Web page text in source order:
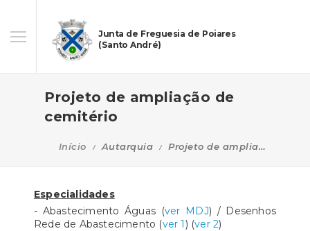
Junta de Freguesia de Poiares
(Santo André)
Projeto de ampliação de
cemitério
Início Autarquia Projeto de ampliação de cemitério
Especialidades
- Abastecimento Águas (ver MDJ) / Desenhos
Rede de Abastecimento (ver 1) (ver 2)